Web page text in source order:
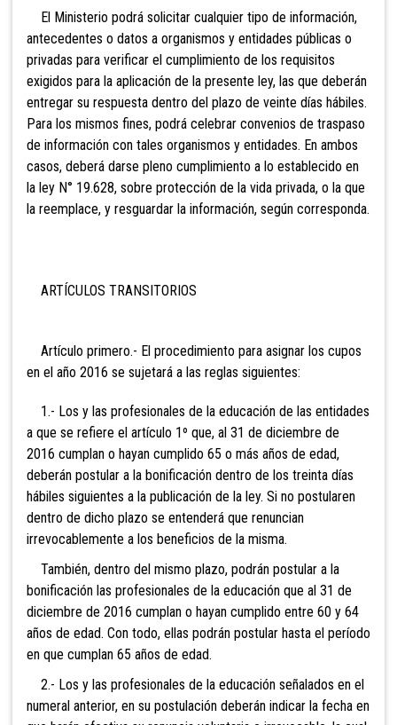
El Ministerio podrá solicitar cualquier tipo de información,
antecedentes o datos a organismos y entidades públicas o
privadas para verificar el cumplimiento de los requisitos
exigidos para la aplicación de la presente ley, las que deberán
entregar su respuesta dentro del plazo de veinte días hábiles.
Para los mismos fines, podrá celebrar convenios de traspaso
de información con tales organismos y entidades. En ambos
casos, deberá darse pleno cumplimiento a lo establecido en
la ley N° 19.628, sobre protección de la vida privada, o la que
la reemplace, y resguardar la información, según corresponda.
ARTÍCULOS TRANSITORIOS
Artículo primero.- El procedimiento para asignar los cupos
en el año 2016 se sujetará a las reglas siguientes:
1.- Los y las profesionales de la educación de las entidades
a que se refiere el artículo 1º que, al 31 de diciembre de
2016 cumplan o hayan cumplido 65 o más años de edad,
deberán postular a la bonificación dentro de los treinta días
hábiles siguientes a la publicación de la ley. Si no postularen
dentro de dicho plazo se entenderá que renuncian
irrevocablemente a los beneficios de la misma.
También, dentro del mismo plazo, podrán postular a la
bonificación las profesionales de la educación que al 31 de
diciembre de 2016 cumplan o hayan cumplido entre 60 y 64
años de edad. Con todo, ellas podrán postular hasta el período
en que cumplan 65 años de edad.
2.- Los y las profesionales de la educación señalados en el
numeral anterior, en su postulación deberán indicar la fecha en